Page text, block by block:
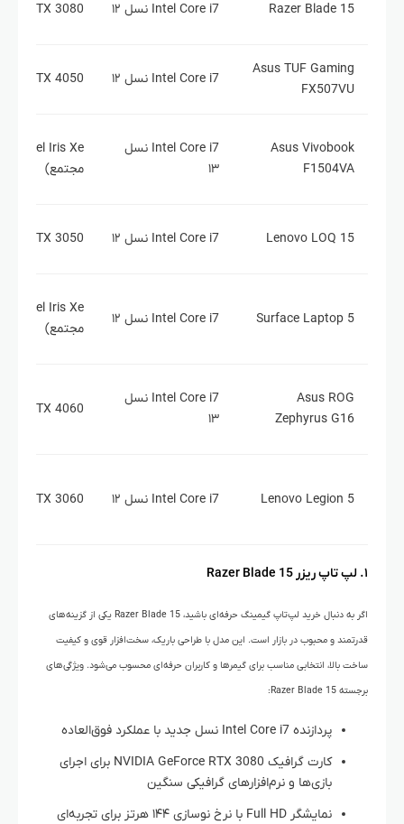
Razer Blade 15 Intel Core i7 نسل ۱۲ RTX 3080
Asus TUF Gaming
FX507VU
Intel Core i7 نسل ۱۲ RTX 4050
Asus Vivobook
F1504VA
Intel Core i7 نسل
۱۳
مجتمع)
Lenovo LOQ 15 Intel Core i7 نسل ۱۲ RTX 3050
Surface Laptop 5 Intel Core i7 نسل ۱۲
مجتمع)
Asus ROG
Zephyrus G16
Intel Core i7 نسل
۱۳
RTX 4060
Lenovo Legion 5 Intel Core i7 نسل ۱۲ RTX 3060
۱. لپ تاپ ریزر Razer Blade 15
اگر به دنبال خرید لپ‌تاپ گیمینگ حرفه‌ای باشید، Razer Blade 15 یکی از گزینه‌های
قدرتمند و محبوب در بازار است. این مدل با طراحی باریک، سخت‌افزار قوی و کیفیت
ساخت بالا، انتخابی مناسب برای گیمرها و کاربران حرفه‌ای محسوب می‌شود. ویژگی‌های
برجسته Razer Blade 15:
پردازنده Intel Core i7 نسل جدید با عملکرد فوق‌العاده
کارت گرافیک NVIDIA GeForce RTX 3080 برای اجرای
بازی‌ها و نرم‌افزارهای گرافیکی سنگین
نمایشگر Full HD با نرخ نوسازی ۱۴۴ هرتز برای تجربه‌ای